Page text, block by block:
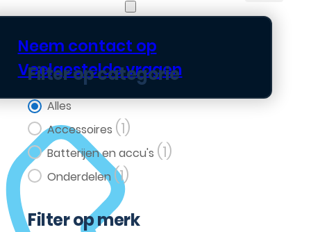
Neem contact op
Veelgestelde vragen
Filter op categorie
Filter op categorie
Alles
Accessoires (1)
Batterijen en accu's (1)
Onderdelen (1)
Filter op merk